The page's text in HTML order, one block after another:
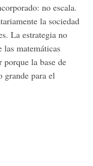
no escala.
la sociedad
La estrategia no
las matemáticas
la base de
grande para el